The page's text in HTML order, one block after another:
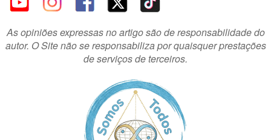
As opiniões expressas no artigo são de responsabilidade do
autor. O Site não se responsabiliza por quaisquer prestações
de serviços de terceiros.